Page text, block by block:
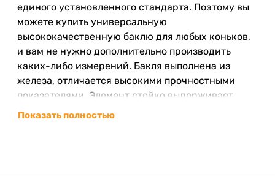
единого установленного стандарта. Поэтому вы
можете купить универсальную
высококачественную баклю для любых коньков,
и вам не нужно дополнительно производить
каких-либо измерений. Бакля выполнена из
железа, отличается высокими прочностными
показателями. Элемент стойко выдерживает
всевозможные механические удары разной
Показать полностью